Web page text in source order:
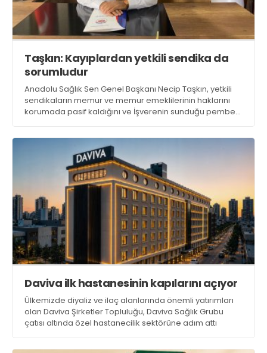
Taşkın: Kayıplardan yetkili sendika da
sorumludur
Anadolu Sağlık Sen Genel Başkanı Necip Taşkın, yetkili
sendikaların memur ve memur emeklilerinin haklarını
korumada pasif kaldığını ve İşverenin sunduğu pembe
Daviva ilk hastanesinin kapılarını açıyor
Ülkemizde diyaliz ve ilaç alanlarında önemli yatırımları
olan Daviva Şirketler Topluluğu, Daviva Sağlık Grubu
çatısı altında özel hastanecilik sektörüne adım attı